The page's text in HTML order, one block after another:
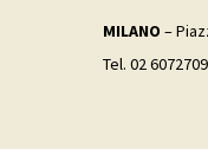
MILANO –
Tel. 02